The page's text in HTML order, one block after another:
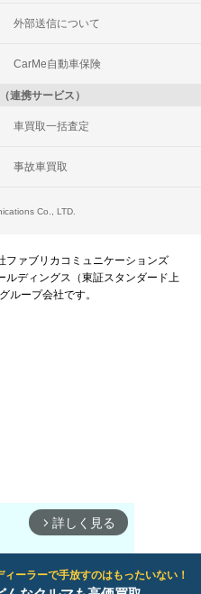
ィーラーで手放すのはもったいない！
外部送信について
CarMe自動車保険
連携サービス）
車買取一括査定
事故車買取
Co., LTD.
ファブリカコミュニケーションズ
ルディングス（東証スタンダード上
ープ会社です。
arrow_forward_ios 詳しく見る